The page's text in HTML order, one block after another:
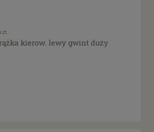
kierow. lewy gwint duży